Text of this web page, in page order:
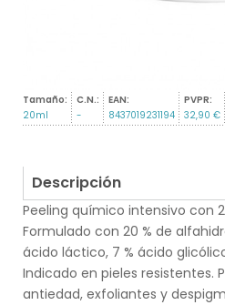
Tamaño:
20ml
C.N.:
-
EAN:
8437019231194
PVPR:
32,90 €
Descripción
Peeling químico intensivo con
Formulado con 20 % de
ácido láctico, 7 % ácido
Indicado en pieles resistentes.
antiedad, exfoliantes y